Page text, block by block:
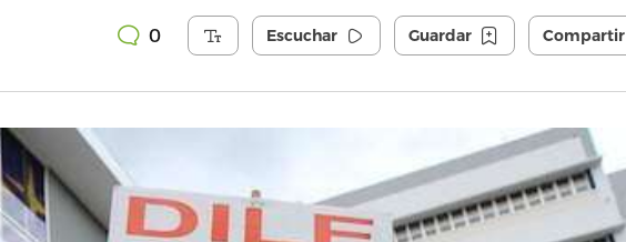
0 Escuchar Guardar Compartir